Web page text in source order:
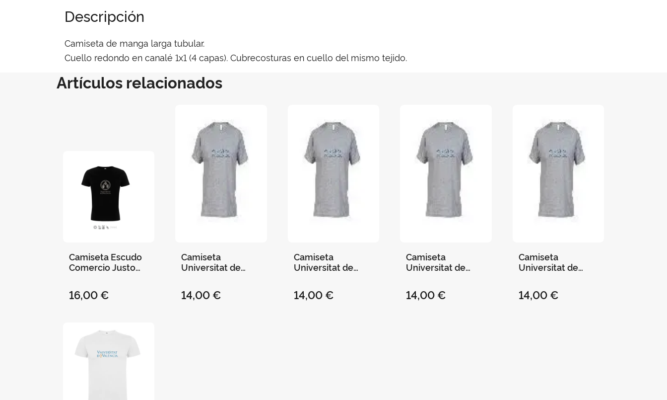
Descripción
Camiseta de manga larga tubular.
Cuello redondo en canalé 1x1 (4 capas). Cubrecosturas en cuello del mismo tejido.
Artículos relacionados
Camiseta Escudo
Comercio Justo
16,00 €
Camiseta
Universitat de
14,00 €
Camiseta
Universitat de
14,00 €
Camiseta
Universitat de
14,00 €
Camiseta
Universitat de
14,00 €